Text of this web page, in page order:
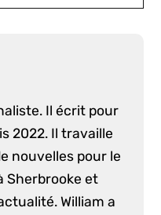
Il écrit pour
2022. Il travaille
nouvelles pour le
Sherbrooke et
William a